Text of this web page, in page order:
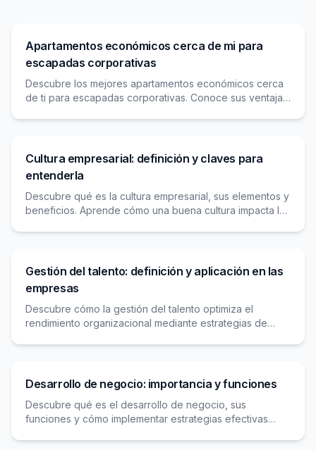
Apartamentos económicos cerca de mi para
escapadas corporativas
Descubre los mejores apartamentos económicos cerca
de ti para escapadas corporativas. Conoce sus ventajas,
Cultura empresarial: definición y claves para
entenderla
Descubre qué es la cultura empresarial, sus elementos y
beneficios. Aprende cómo una buena cultura impacta la
Gestión del talento: definición y aplicación en las
empresas
Descubre cómo la gestión del talento optimiza el
rendimiento organizacional mediante estrategias de
Desarrollo de negocio: importancia y funciones
Descubre qué es el desarrollo de negocio, sus
funciones y cómo implementar estrategias efectivas